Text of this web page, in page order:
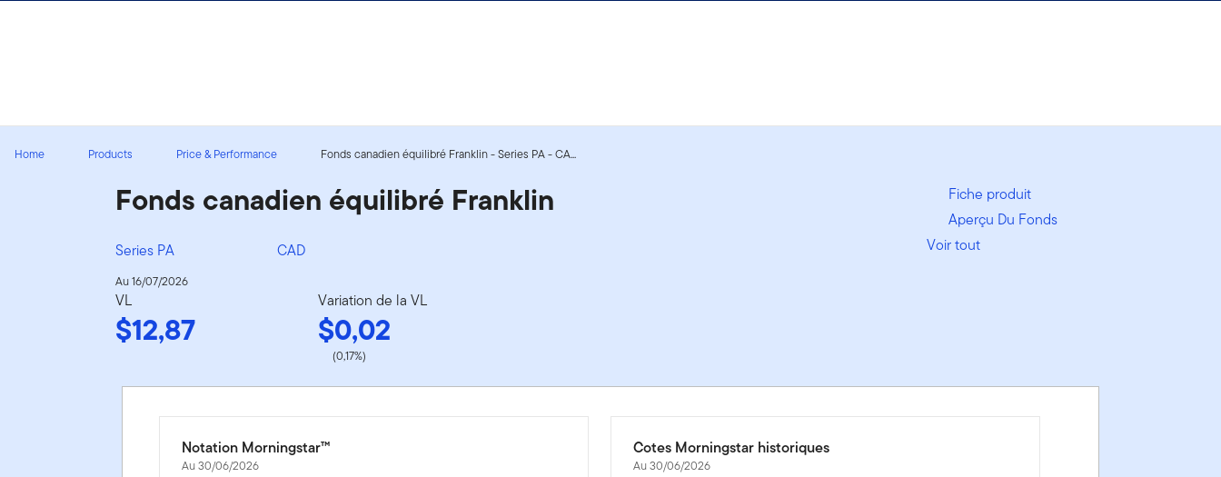
Home Products Price & Performance Fonds canadien équilibré Franklin - Series PA - CA...
Fonds canadien équilibré Franklin
Series PA CAD
Fiche produit
Aperçu Du Fonds
Voir tout
Au 16/07/2026
VL
$12,87
Variation de la VL
$0,02
(0,17%)
Notation Morningstar™
Au 30/06/2026
Cotes Morningstar historiques
Au 30/06/2026